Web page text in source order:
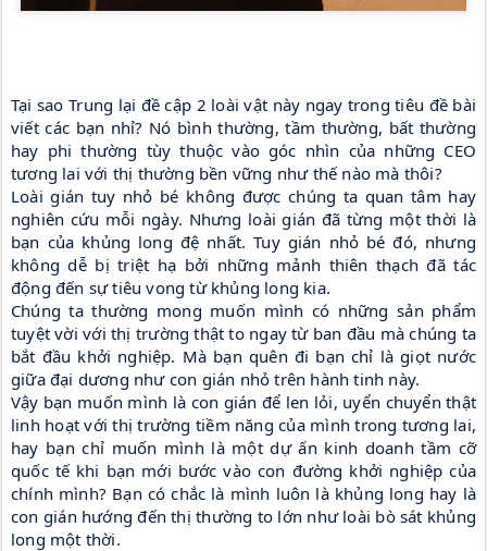
Tại sao Trung lại đề cập 2 loài vật này ngay trong tiêu đề bài
viết các bạn nhỉ? Nó bình thường, tầm thường, bất thường
hay phi thường tùy thuộc vào góc nhìn của những CEO
tương lai với thị thường bền vững như thế nào mà thôi?
Loài gián tuy nhỏ bé không được chúng ta quan tâm hay
nghiên cứu mỗi ngày. Nhưng loài gián đã từng một thời là
bạn của khủng long đệ nhất. Tuy gián nhỏ bé đó, nhưng
không dễ bị triệt hạ bởi những mảnh thiên thạch đã tác
động đến sự tiêu vong từ khủng long kia.
Chúng ta thường mong muốn mình có những sản phẩm
tuyệt vời với thị trường thật to ngay từ ban đầu mà chúng ta
bắt đầu khởi nghiệp. Mà bạn quên đi bạn chỉ là giọt nước
giữa đại dương như con gián nhỏ trên hành tinh này.
Vậy bạn muốn mình là con gián để len lỏi, uyển chuyển thật
linh hoạt với thị trường tiềm năng của mình trong tương lai,
hay bạn chỉ muốn mình là một dự ấn kinh doanh tầm cỡ
quốc tế khi bạn mới bước vào con đường khởi nghiệp của
chính mình? Bạn có chắc là mình luôn là khủng long hay là
con gián hướng đến thị thường to lớn như loài bò sát khủng
long một thời.